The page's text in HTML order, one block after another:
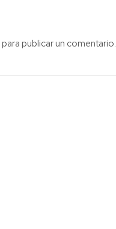
para publicar un comentario.